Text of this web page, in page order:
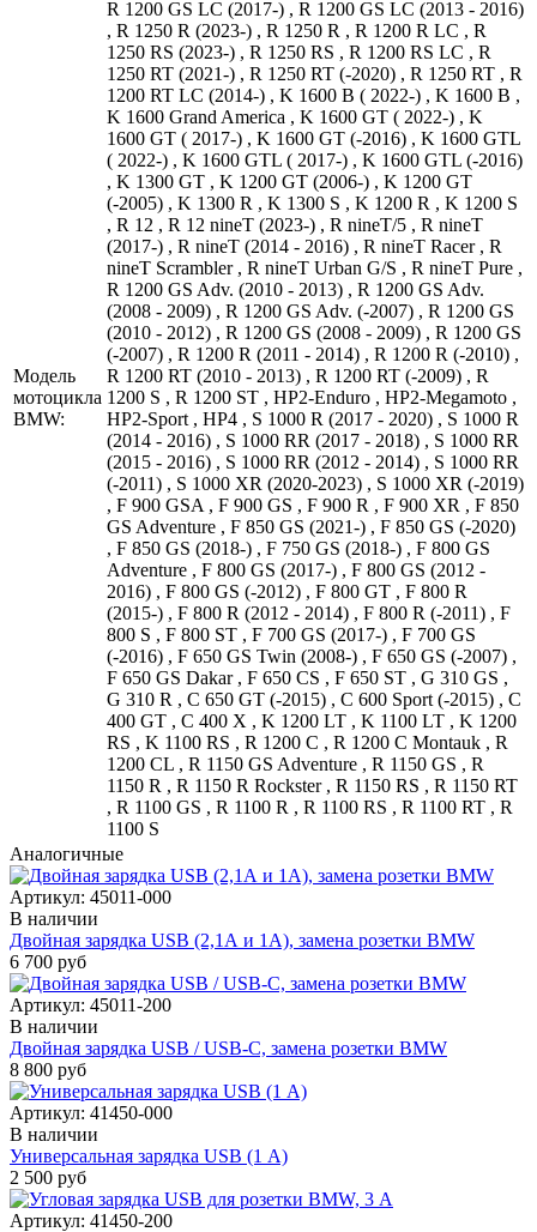
Модель
мотоцикла
BMW:
R 1200 GS LC (2017-) , R 1200 GS LC (2013 - 2016)
, R 1250 R (2023-) , R 1250 R , R 1200 R LC , R
1250 RS (2023-) , R 1250 RS , R 1200 RS LC , R
1250 RT (2021-) , R 1250 RT (-2020) , R 1250 RT , R
1200 RT LC (2014-) , K 1600 B ( 2022-) , K 1600 B ,
K 1600 Grand America , K 1600 GT ( 2022-) , K
1600 GT ( 2017-) , K 1600 GT (-2016) , K 1600 GTL
( 2022-) , K 1600 GTL ( 2017-) , K 1600 GTL (-2016)
, K 1300 GT , K 1200 GT (2006-) , K 1200 GT
(-2005) , K 1300 R , K 1300 S , K 1200 R , K 1200 S
, R 12 , R 12 nineT (2023-) , R nineT/5 , R nineT
(2017-) , R nineT (2014 - 2016) , R nineT Racer , R
nineT Scrambler , R nineT Urban G/S , R nineT Pure ,
R 1200 GS Adv. (2010 - 2013) , R 1200 GS Adv.
(2008 - 2009) , R 1200 GS Adv. (-2007) , R 1200 GS
(2010 - 2012) , R 1200 GS (2008 - 2009) , R 1200 GS
(-2007) , R 1200 R (2011 - 2014) , R 1200 R (-2010) ,
R 1200 RT (2010 - 2013) , R 1200 RT (-2009) , R
1200 S , R 1200 ST , HP2-Enduro , HP2-Megamoto ,
HP2-Sport , HP4 , S 1000 R (2017 - 2020) , S 1000 R
(2014 - 2016) , S 1000 RR (2017 - 2018) , S 1000 RR
(2015 - 2016) , S 1000 RR (2012 - 2014) , S 1000 RR
(-2011) , S 1000 XR (2020-2023) , S 1000 XR (-2019)
, F 900 GSA , F 900 GS , F 900 R , F 900 XR , F 850
GS Adventure , F 850 GS (2021-) , F 850 GS (-2020)
, F 850 GS (2018-) , F 750 GS (2018-) , F 800 GS
Adventure , F 800 GS (2017-) , F 800 GS (2012 -
2016) , F 800 GS (-2012) , F 800 GT , F 800 R
(2015-) , F 800 R (2012 - 2014) , F 800 R (-2011) , F
800 S , F 800 ST , F 700 GS (2017-) , F 700 GS
(-2016) , F 650 GS Twin (2008-) , F 650 GS (-2007) ,
F 650 GS Dakar , F 650 CS , F 650 ST , G 310 GS ,
G 310 R , C 650 GT (-2015) , C 600 Sport (-2015) , C
400 GT , C 400 X , K 1200 LT , K 1100 LT , K 1200
RS , K 1100 RS , R 1200 C , R 1200 C Montauk , R
1200 CL , R 1150 GS Adventure , R 1150 GS , R
1150 R , R 1150 R Rockster , R 1150 RS , R 1150 RT
, R 1100 GS , R 1100 R , R 1100 RS , R 1100 RT , R
1100 S
Аналогичные
Артикул: 45011-000
В наличии
Двойная зарядка USB (2,1А и 1А), замена розетки BMW
6 700 руб
Артикул: 45011-200
В наличии
Двойная зарядка USB / USB-C, замена розетки BMW
8 800 руб
Артикул: 41450-000
В наличии
Универсальная зарядка USB (1 А)
2 500 руб
Артикул: 41450-200